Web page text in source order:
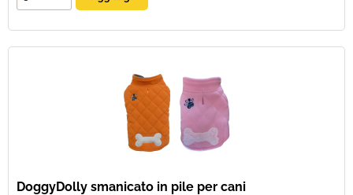
DoggyDolly smanicato in pile per cani